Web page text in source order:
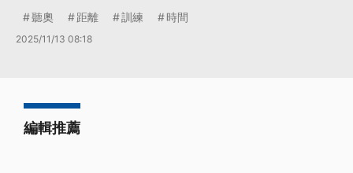
聽奧 距離 訓練 時間
2025/11/13 08:18
編輯推薦